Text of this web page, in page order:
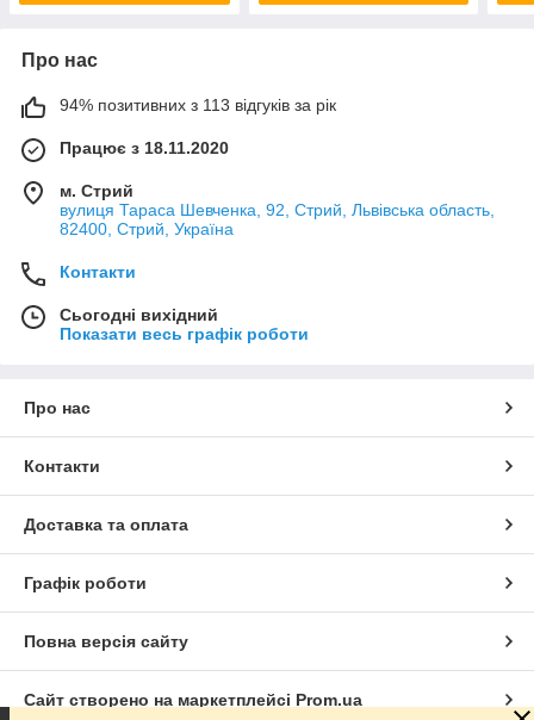
Про нас
94% позитивних з 113 відгуків за рік
Працює з 18.11.2020
м. Стрий
вулиця Тараса Шевченка, 92, Стрий, Львівська область,
82400, Стрий, Україна
Контакти
Сьогодні вихідний
Показати весь графік роботи
Про нас
Контакти
Доставка та оплата
Графік роботи
Повна версія сайту
Сайт створено на маркетплейсі Prom.ua